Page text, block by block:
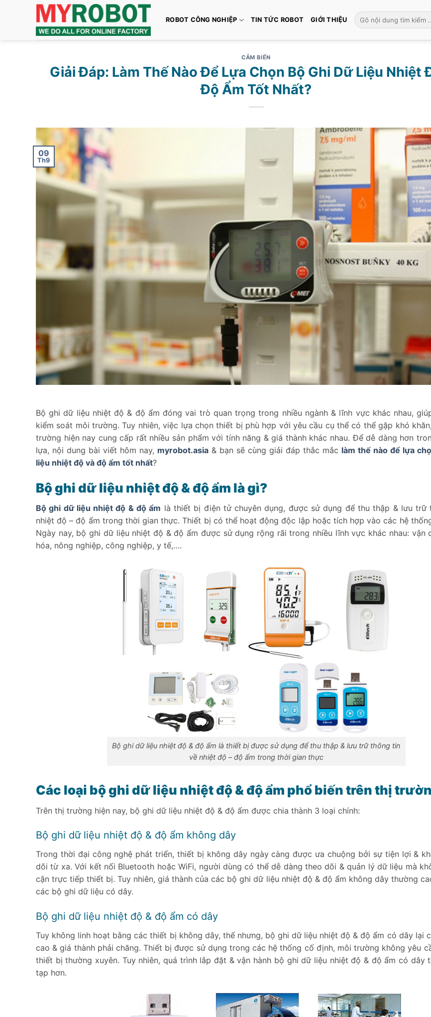
ROBOT CÔNG NGHIỆP TIN TỨC ROBOT GIỚI THIỆU
Tìm
kiếm:
CẢM BIẾN
Giải Đáp: Làm Thế Nào Để Lựa Chọn Bộ Ghi Dữ Liệu Nhiệt
Độ Ẩm Tốt Nhất?
09
Th9
Bộ ghi dữ liệu nhiệt độ & độ ẩm đóng vai trò quan trọng trong nhiều ngành & lĩnh vực khác nhau,
kiểm soát môi trường. Tuy nhiên, việc lựa chọn thiết bị phù hợp với yêu cầu cụ thể có thể gặp khó
trường hiện nay cung cấp rất nhiều sản phẩm với tính năng & giá thành khác nhau. Để dễ dàng hơn
lựa, nội dung bài viết hôm nay, myrobot.asia & bạn sẽ cùng giải đáp thắc mắc làm thế nào để lựa
liệu nhiệt độ và độ ẩm tốt nhất?
Bộ ghi dữ liệu nhiệt độ & độ ẩm là gì?
Bộ ghi dữ liệu nhiệt độ & độ ẩm là thiết bị điện tử chuyên dụng, được sử dụng để thu thập & lưu trữ
nhiệt độ – độ ẩm trong thời gian thực. Thiết bị có thể hoạt động độc lập hoặc tích hợp vào các hệ
Ngày nay, bộ ghi dữ liệu nhiệt độ & độ ẩm được sử dụng rộng rãi trong nhiều lĩnh vực khác nhau: vận
hóa, nông nghiệp, công nghiệp, y tế,….
Bộ ghi dữ liệu nhiệt độ & độ ẩm là thiết bị được sử dụng để thu thập & lưu trữ thông tin
về nhiệt độ – độ ẩm trong thời gian thực
Các loại bộ ghi dữ liệu nhiệt độ & độ ẩm phổ biến trên thị
Trên thị trường hiện nay, bộ ghi dữ liệu nhiệt độ & độ ẩm được chia thành 3 loại chính:
Bộ ghi dữ liệu nhiệt độ & độ ẩm không dây
Trong thời đại công nghệ phát triển, thiết bị không dây ngày càng được ưa chuộng bởi sự tiện lợi &
dõi từ xa. Với kết nối Bluetooth hoặc WiFi, người dùng có thể dễ dàng theo dõi & quản lý dữ liệu mà
cận trực tiếp thiết bị. Tuy nhiên, giá thành của các bộ ghi dữ liệu nhiệt độ & độ ẩm không dây thường
các bộ ghi dữ liệu có dây.
Bộ ghi dữ liệu nhiệt độ & độ ẩm có dây
Tuy không linh hoạt bằng các thiết bị không dây, thế nhưng, bộ ghi dữ liệu nhiệt độ & độ ẩm có dây lại
cao & giá thành phải chăng. Thiết bị được sử dụng trong các hệ thống cố định, môi trường không yêu
thiết bị thường xuyên. Tuy nhiên, quá trình lắp đặt & vận hành bộ ghi dữ liệu nhiệt độ & độ ẩm có dây
tạp hơn.